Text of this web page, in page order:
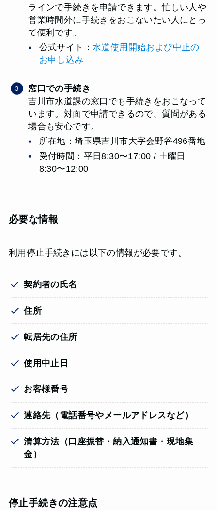
ラインで手続きを申請できます。忙しい人や
営業時間外に手続きをおこないたい人にとっ
て便利です。
公式サイト：水道使用開始および中止の
お申し込み
窓口での手続き
吉川市水道課の窓口でも手続きをおこなって
います。対面で申請できるので、質問がある
場合も安心です。
所在地：埼玉県吉川市大字会野谷496番地
受付時間：平日8:30〜17:00 / 土曜日
8:30〜12:00
必要な情報
利用停止手続きには以下の情報が必要です。
契約者の氏名
住所
転居先の住所
使用中止日
お客様番号
連絡先（電話番号やメールアドレスなど）
清算方法（口座振替・納入通知書・現地集
金）
停止手続きの注意点